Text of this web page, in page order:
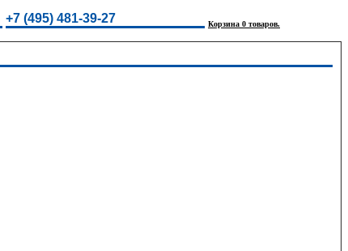
+7 (495) 481-39-27 Корзина 0 товаров.